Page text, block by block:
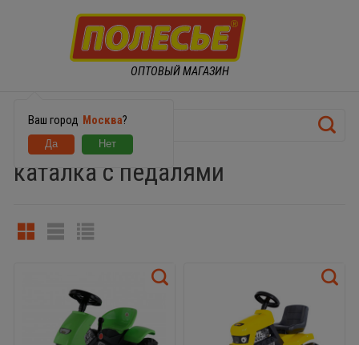
ОПТОВЫЙ МАГАЗИН
Ваш город Москва?
каталка с педалями